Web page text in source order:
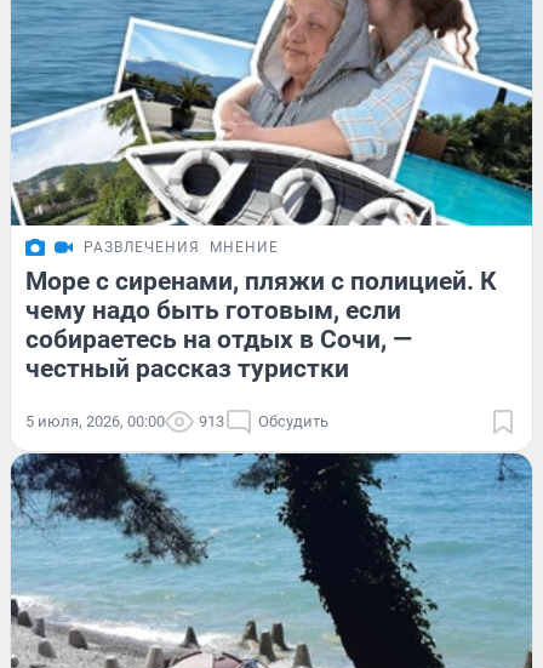
РАЗВЛЕЧЕНИЯ МНЕНИЕ
Море с сиренами, пляжи с полицией. К
чему надо быть готовым, если
собираетесь на отдых в Сочи, —
честный рассказ туристки
5 июля, 2026, 00:00 913 Обсудить